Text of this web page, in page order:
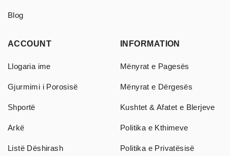
Blog
ACCOUNT
Llogaria ime
Gjurmimi i Porosisë
Shportë
Arkë
Listë Dëshirash
INFORMATION
Mënyrat e Pagesës
Mënyrat e Dërgesës
Kushtet & Afatet e Blerjeve
Politika e Kthimeve
Politika e Privatësisë